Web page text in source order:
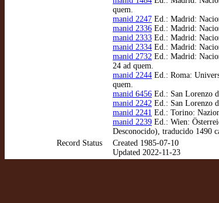
quem.
manid 2247 Ed.: Madrid:
manid 2336 Ed.: Madrid:
manid 2333 Ed.: Madrid:
manid 2334 Ed.: Madrid:
manid 2732 Ed.: Madrid:
24 ad quem.
manid 2244 Ed.: Roma:
quem.
manid 6456 Ed.: San Lorenzo
manid 2242 Ed.: San Lorenzo
manid 2241 Ed.: Torino:
manid 2239 Ed.: Wien:
Desconocido), traducido 1490
Record Status
Created 1985-07-10
Updated 2022-11-23